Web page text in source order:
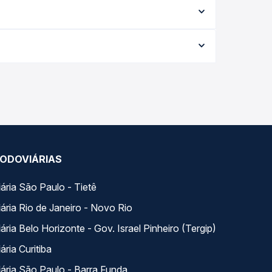
data desejada.
oferta para o seu roteiro.
São Paulo - Tietê
Rio de Janeiro - Novo Rio
Belo Horizonte - Gov. Israel Pinheiro (Tergip)
Curitiba
São Paulo - Barra Funda